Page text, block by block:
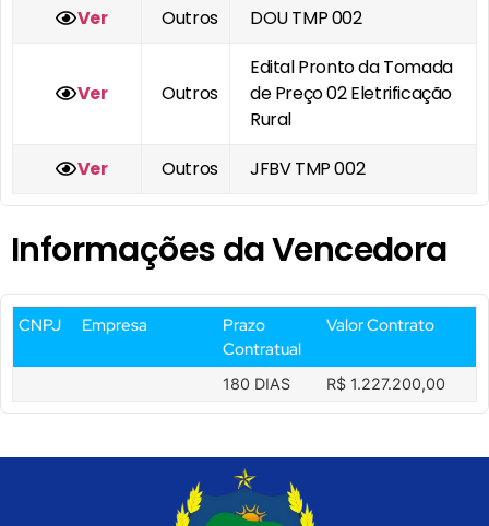
Ver
Outros DOU TMP 002
Ver Outros
Edital Pronto da Tomada
de Preço 02 Eletrificação
Rural
Ver
Outros JFBV TMP 002
Informações da Vencedora
CNPJ Empresa
Prazo
Contratual
Valor Contrato
180 DIAS R$ 1.227.200,00